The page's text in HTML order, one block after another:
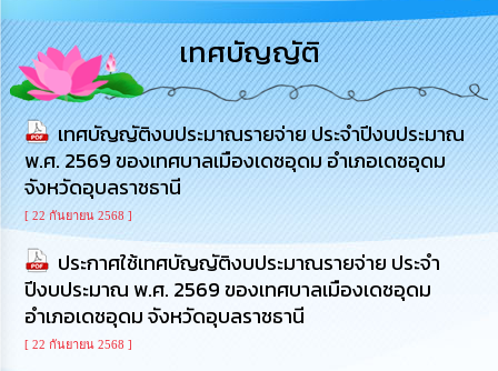
การ
บริหาร
งาน
การ
ส่ง
เสริม
ความ
โปร่งใส
การ
จัด
ซื้อ
จัด
จ้าง
เทศบัญญัติ
เทศบัญญัติงบประมาณรายจ่าย ประจำปีงบประมาณ
พ.ศ. 2569 ของเทศบาลเมืองเดชอุดม อำเภอเดชอุดม
จังหวัดอุบลราชธานี
[ 22 กันยายน 2568 ]
ประกาศใช้เทศบัญญัติงบประมาณรายจ่าย ประจำ
ปีงบประมาณ พ.ศ. 2569 ของเทศบาลเมืองเดชอุดม
อำเภอเดชอุดม จังหวัดอุบลราชธานี
[ 22 กันยายน 2568 ]